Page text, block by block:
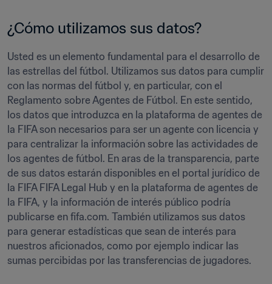
¿Cómo utilizamos sus datos?
Usted es un elemento fundamental para el desarrollo de
las estrellas del fútbol. Utilizamos sus datos para cumplir
con las normas del fútbol y, en particular, con el
Reglamento sobre Agentes de Fútbol. En este sentido,
los datos que introduzca en la plataforma de agentes de
la FIFA son necesarios para ser un agente con licencia y
para centralizar la información sobre las actividades de
los agentes de fútbol. En aras de la transparencia, parte
de sus datos estarán disponibles en el portal jurídico de
la FIFA FIFA Legal Hub y en la plataforma de agentes de
la FIFA, y la información de interés público podría
publicarse en fifa.com. También utilizamos sus datos
para generar estadísticas que sean de interés para
nuestros aficionados, como por ejemplo indicar las
sumas percibidas por las transferencias de jugadores.